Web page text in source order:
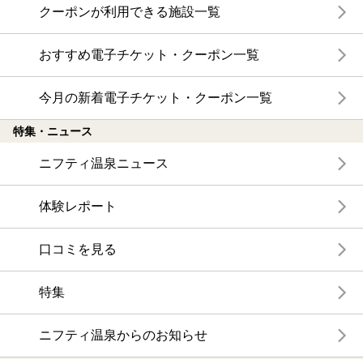
クーポンが利用できる施設一覧
おすすめ電子チケット・クーポン一覧
今月の新着電子チケット・クーポン一覧
特集・ニュース
ニフティ温泉ニュース
体験レポート
口コミを見る
特集
ニフティ温泉からのお知らせ